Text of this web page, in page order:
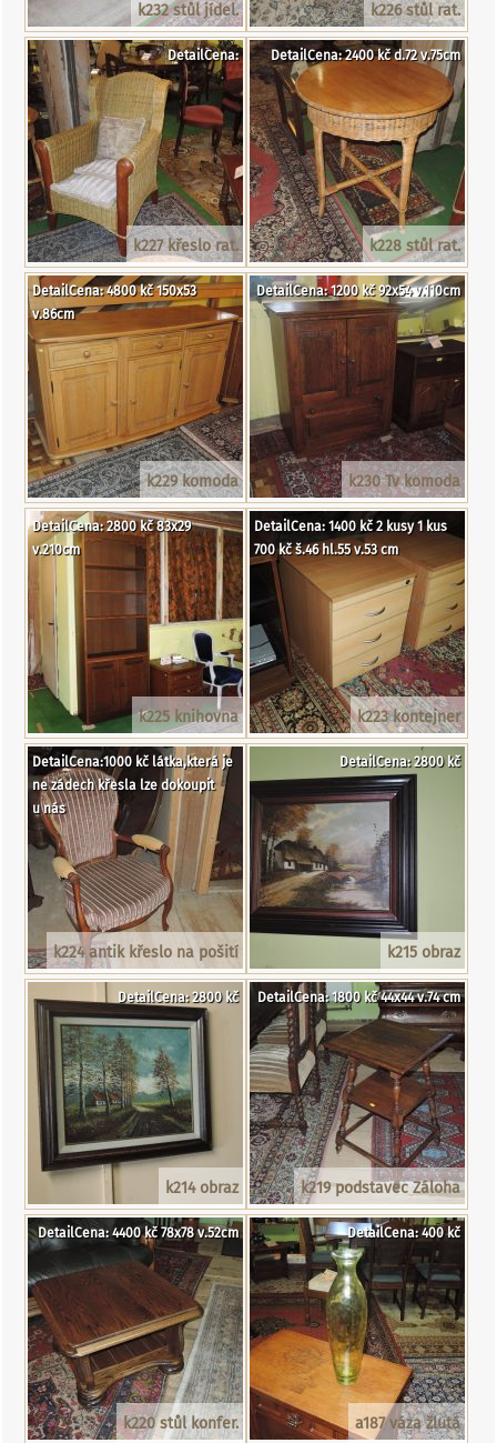
k232 stůl jídel. k226 stůl rat.
k227 křeslo rat.
DetailCena:
k228 stůl rat.
DetailCena: 2400 kč d.72 v.75cm
k229 komoda
DetailCena: 4800 kč 150x53
v.86cm
k230 Tv komoda
DetailCena: 1200 kč 92x54 v.110cm
k225 knihovna
DetailCena: 2800 kč 83x29
v.210cm
k223 kontejner
DetailCena: 1400 kč 2 kusy 1 kus
700 kč š.46 hl.55 v.53 cm
k224 antik křeslo na pošití
DetailCena:1000 kč látka,která je
ne zádech křesla lze dokoupit
u nás
k215 obraz
DetailCena: 2800 kč
k214 obraz
DetailCena: 2800 kč
k219 podstavec Záloha
DetailCena: 1800 kč 44x44 v.74 cm
k220 stůl konfer.
DetailCena: 4400 kč 78x78 v.52cm
a187 váza žlutá
DetailCena: 400 kč